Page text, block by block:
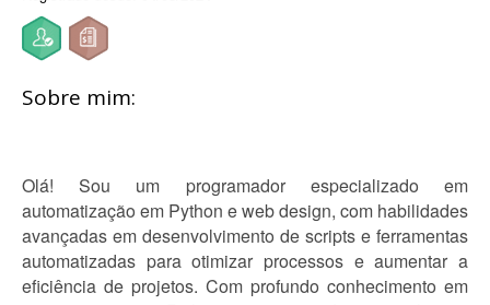
Sobre mim:
Olá! Sou um programador especializado em
automatização em Python e web design, com habilidades
avançadas em desenvolvimento de scripts e ferramentas
automatizadas para otimizar processos e aumentar a
eficiência de projetos. Com profundo conhecimento em